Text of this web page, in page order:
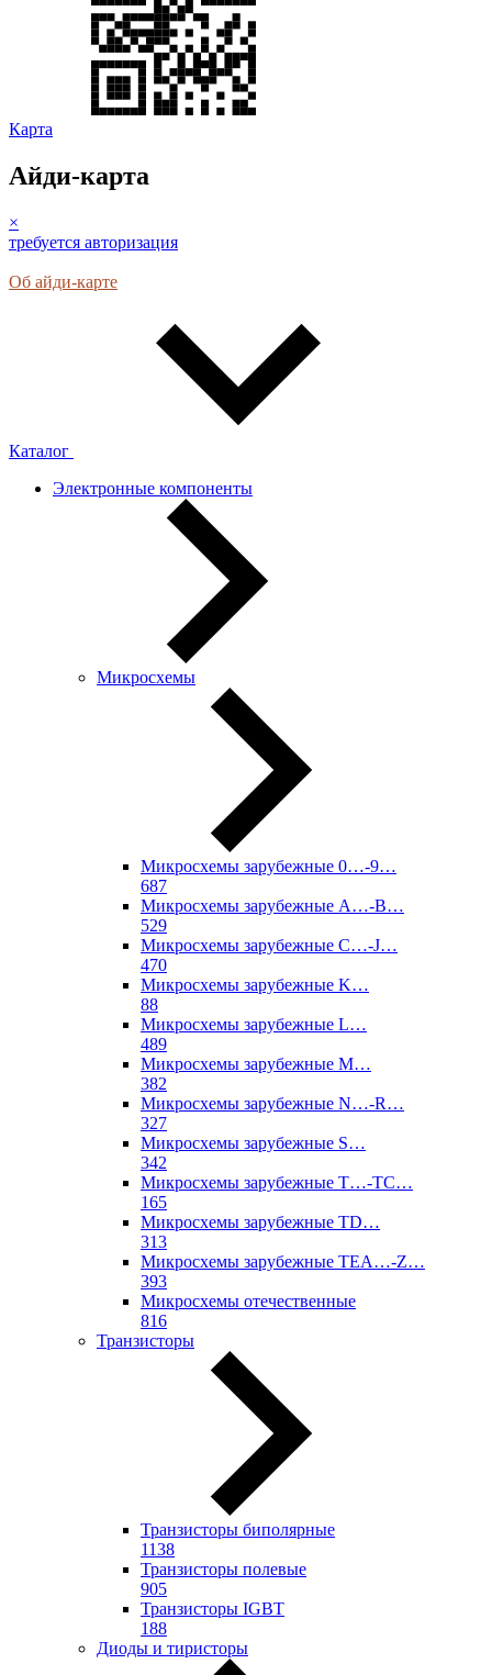
Карта
Айди-карта
×
требуется авторизация
Об айди-карте
Каталог
Электронные компоненты
Микросхемы
Микросхемы зарубежные 0…-9…
687
Микросхемы зарубежные A…-B…
529
Микросхемы зарубежные C…-J…
470
Микросхемы зарубежные K…
88
Микросхемы зарубежные L…
489
Микросхемы зарубежные M…
382
Микросхемы зарубежные N…-R…
327
Микросхемы зарубежные S…
342
Микросхемы зарубежные T…-TC…
165
Микросхемы зарубежные TD…
313
Микросхемы зарубежные TEA…-Z…
393
Микросхемы отечественные
816
Транзисторы
Транзисторы биполярные
1138
Транзисторы полевые
905
Транзисторы IGBT
188
Диоды и тиристоры